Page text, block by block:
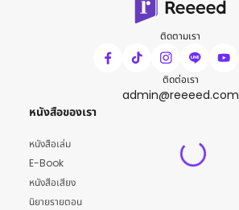
ติดตามเรา
ติดต่อเรา
admin@reeeed.com
หนังสือของเรา
หนังสือเล่ม
E-Book
หนังสือเสียง
นิยายรายตอน